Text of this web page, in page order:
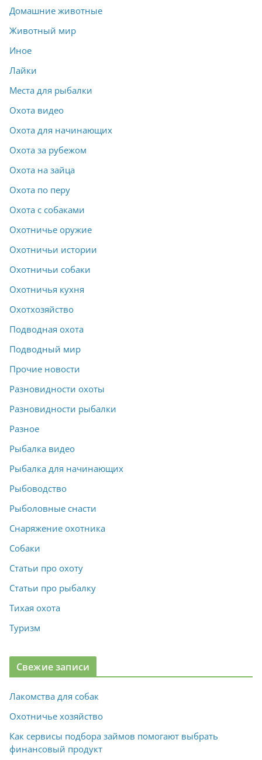
Домашние животные
Животный мир
Иное
Лайки
Места для рыбалки
Охота видео
Охота для начинающих
Охота за рубежом
Охота на зайца
Охота по перу
Охота с собаками
Охотничье оружие
Охотничьи истории
Охотничьи собаки
Охотничья кухня
Охотхозяйство
Подводная охота
Подводный мир
Прочие новости
Разновидности охоты
Разновидности рыбалки
Разное
Рыбалка видео
Рыбалка для начинающих
Рыбоводство
Рыболовные снасти
Снаряжение охотника
Собаки
Статьи про охоту
Статьи про рыбалку
Тихая охота
Туризм
Свежие записи
Лакомства для собак
Охотничье хозяйство
Как сервисы подбора займов помогают выбрать
финансовый продукт